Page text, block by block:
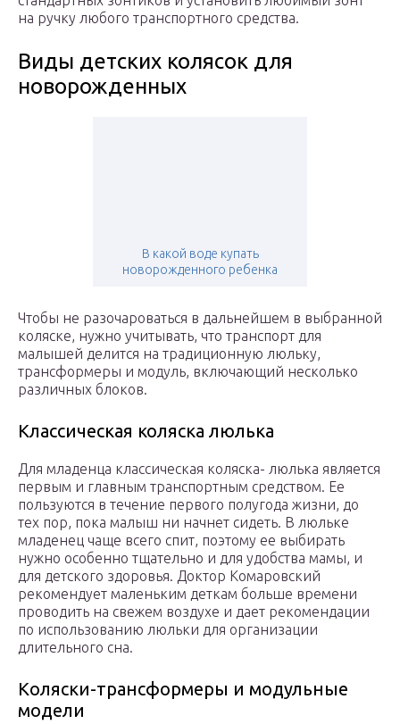
на ручку любого транспортного средства.
Виды детских колясок для
новорожденных
В какой воде купать
новорожденного ребенка
Чтобы не разочароваться в дальнейшем в выбранной
коляске, нужно учитывать, что транспорт для
малышей делится на традиционную люльку,
трансформеры и модуль, включающий несколько
различных блоков.
Классическая коляска люлька
Для младенца классическая коляска- люлька является
первым и главным транспортным средством. Ее
пользуются в течение первого полугода жизни, до
тех пор, пока малыш ни начнет сидеть. В люльке
младенец чаще всего спит, поэтому ее выбирать
нужно особенно тщательно и для удобства мамы, и
для детского здоровья. Доктор Комаровский
рекомендует маленьким деткам больше времени
проводить на свежем воздухе и дает рекомендации
по использованию люльки для организации
длительного сна.
Коляски-трансформеры и модульные
модели